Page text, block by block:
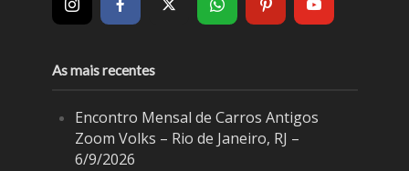
As mais recentes
Encontro Mensal de Carros Antigos
Zoom Volks – Rio de Janeiro, RJ –
6/9/2026